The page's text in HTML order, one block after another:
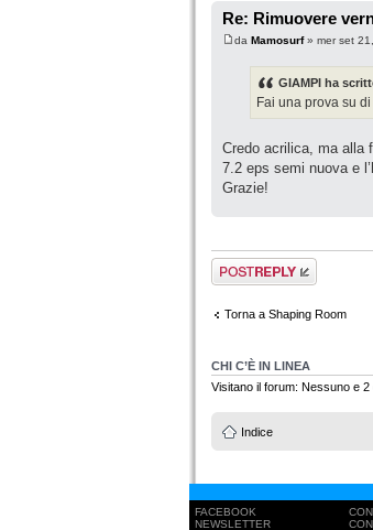
Re: Rimuovere
da Mamosurf» mer set
GIAMPI ha
Fai una prova su
Credo acrilica, ma alla
7.2 eps semi nuova e
Grazie!
Rispondi al
messaggio
Torna a Shaping Room
CHI C’È IN LINEA
Visitano il forum: Nessuno e 2
Indice
FACEBOOK
NEWSLETTER